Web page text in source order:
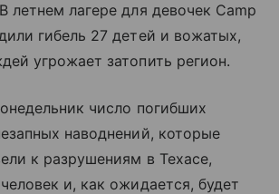
летнем лагере для девочек Camp
гибель 27 детей и вожатых,
угрожает затопить регион.
число погибших
наводнений, которые
к разрушениям в Техасе,
и, как ожидается, будет